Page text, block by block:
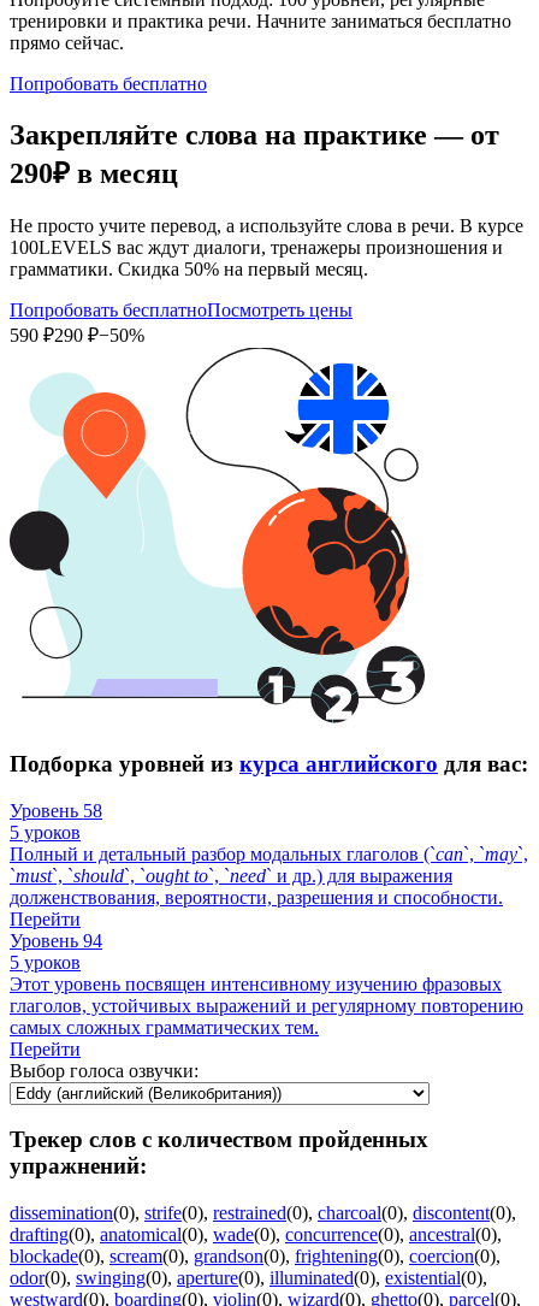
тренировки и практика речи. Начните заниматься бесплатно
прямо сейчас.
Попробовать бесплатно
Закрепляйте слова на практике — от
290₽ в месяц
Не просто учите перевод, а используйте слова в речи. В курсе
100LEVELS вас ждут диалоги, тренажеры произношения и
грамматики. Скидка 50% на первый месяц.
Попробовать бесплатноПосмотреть цены
590 ₽290 ₽−50%
Подборка уровней из курса английского для вас:
Уровень 58
5 уроков
Полный и детальный разбор модальных глаголов (`can`, `may`,
`must`, `should`, `ought to`, `need` и др.) для выражения
долженствования, вероятности, разрешения и способности.
Перейти
Уровень 94
5 уроков
Этот уровень посвящен интенсивному изучению фразовых
глаголов, устойчивых выражений и регулярному повторению
самых сложных грамматических тем.
Перейти
Выбор голоса озвучки:
Трекер слов с количеством пройденных
упражнений:
dissemination(0), strife(0), restrained(0), charcoal(0), discontent(0),
drafting(0), anatomical(0), wade(0), concurrence(0), ancestral(0),
blockade(0), scream(0), grandson(0), frightening(0), coercion(0),
odor(0), swinging(0), aperture(0), illuminated(0), existential(0),
westward(0), boarding(0), violin(0), wizard(0), ghetto(0), parcel(0),